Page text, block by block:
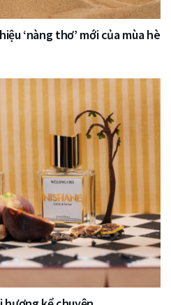
‘nàng thơ’ mới của mùa hè